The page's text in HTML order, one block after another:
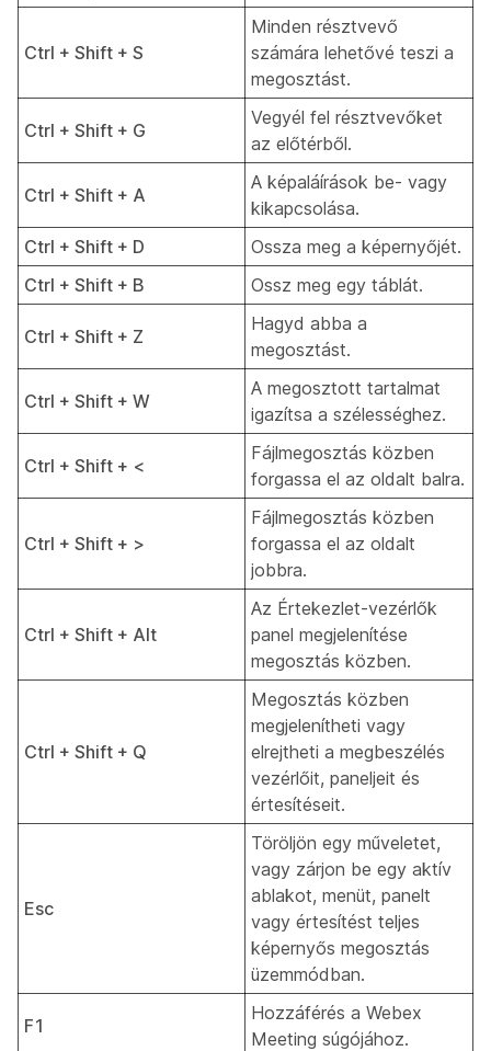
Ctrl + Shift + S
Minden résztvevő
számára lehetővé teszi a
megosztást.
Ctrl + Shift + G
Vegyél fel résztvevőket
az előtérből.
Ctrl + Shift + A
A képaláírások be- vagy
kikapcsolása.
Ctrl + Shift + D
Ossza meg a képernyőjét.
Ctrl + Shift + B
Ossz meg egy táblát.
Ctrl + Shift + Z
Hagyd abba a
megosztást.
Ctrl + Shift + W
A megosztott tartalmat
igazítsa a szélességhez.
Ctrl + Shift + <
Fájlmegosztás közben
forgassa el az oldalt balra.
Ctrl + Shift + >
Fájlmegosztás közben
forgassa el az oldalt
jobbra.
Ctrl + Shift + Alt
Az Értekezlet-vezérlők
panel megjelenítése
megosztás közben.
Ctrl + Shift + Q
Megosztás közben
megjelenítheti vagy
elrejtheti a megbeszélés
vezérlőit, paneljeit és
értesítéseit.
Esc
Töröljön egy műveletet,
vagy zárjon be egy aktív
ablakot, menüt, panelt
vagy értesítést teljes
képernyős megosztás
üzemmódban.
F1
Hozzáférés a Webex
Meeting súgójához.